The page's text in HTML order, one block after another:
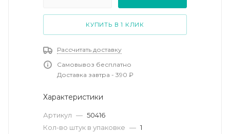
КУПИТЬ В 1 КЛИК
Рассчитать доставку
Самовывоз бесплатно
Доставка завтра - 390 ₽
Характеристики
Артикул — 50416
Кол-во штук в упаковке — 1